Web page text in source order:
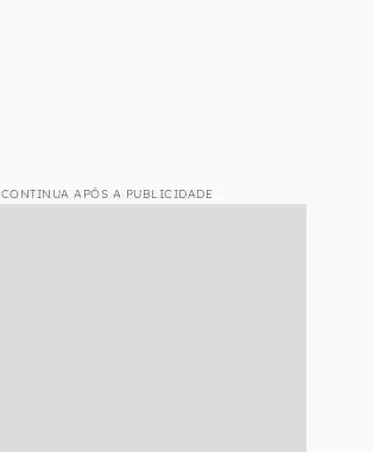
CONTINUA APÓS A PUBLICIDADE